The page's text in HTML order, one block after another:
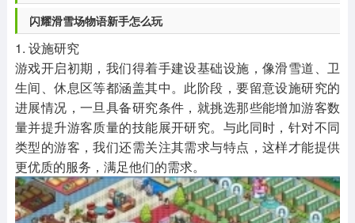
闪耀滑雪场物语新手怎么玩
1. 设施研究
游戏开启初期，我们得着手建设基础设施，像滑雪道、卫
生间、休息区等都涵盖其中。此阶段，要留意设施研究的
进展情况，一旦具备研究条件，就挑选那些能增加游客数
量并提升游客质量的技能展开研究。与此同时，针对不同
类型的游客，我们还需关注其需求与特点，这样才能提供
更优质的服务，满足他们的需求。